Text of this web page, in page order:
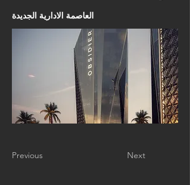
العاصمة الادارية الجديدة
Previous Next